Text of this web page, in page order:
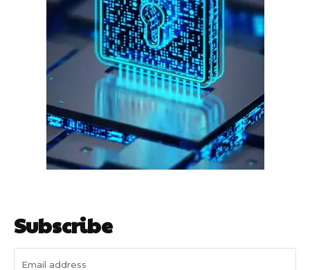
गुरुग्राम साइबर पुलिस ने बीते छह महीने में 18 बैंक कर्मचारियों को किया गिरफ्तार
इन लोगों ने लालच में आकर बैंक खाते खोलकर साइबर ठगों को उपलब्ध कराए
हर खाते के बदले मिलते थे 20 से 25 हजार
Subscribe